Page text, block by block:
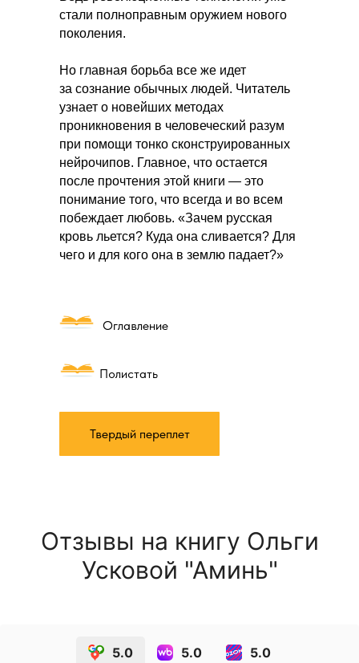
стали полноправным оружием нового
поколения.
Но главная борьба все же идет
за сознание обычных людей. Читатель
узнает о новейших методах
проникновения в человеческий разум
при помощи тонко сконструированных
нейрочипов. Главное, что остается
после прочтения этой книги — это
понимание того, что всегда и во всем
побеждает любовь. «Зачем русская
кровь льется? Куда она сливается? Для
чего и для кого она в землю падает?»
Полистать
Оглавление
Твердый переплет
Отзывы на книгу Ольги
Усковой "Аминь"
5.0 5.0 5.0
АВТОР